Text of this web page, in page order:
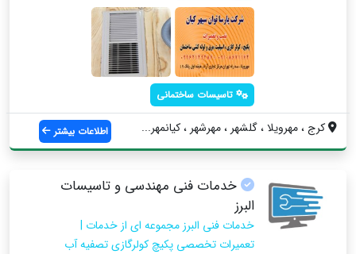
تاسیسات ساختمانی
کرج ، مهرویلا ، گلشهر ، مهرشهر ، کیانمهر... اطلاعات بیشتر
خدمات فنی مهندسی و تاسیسات
البرز
خدمات فنی البرز مجموعه ای از خدمات |
تعمیرات تخصصی پکیچ کولرگازی تصفیه آب